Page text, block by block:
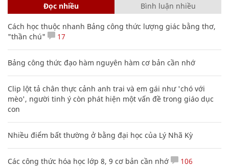
Đọc nhiều Bình luận nhiều
Cách học thuộc nhanh Bảng công thức lượng giác bằng thơ,
"thần chú"
17
Bảng công thức đạo hàm nguyên hàm cơ bản cần nhớ
Clip lột tả chân thực cảnh anh trai và em gái như 'chó với
mèo', người tinh ý còn phát hiện một vấn đề trong giáo dục
con
Nhiều điểm bất thường ở bằng đại học của Lý Nhã Kỳ
Các công thức hóa học lớp 8, 9 cơ bản cần nhớ 106